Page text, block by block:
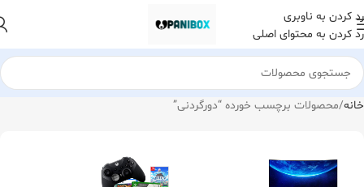
رد کردن به ناوبری
رد کردن به محتوای اصلی
خانه محصولات برچسب خورده “دورگردنی”